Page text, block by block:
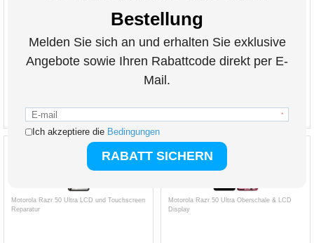
89,20EUR
ART. NR.:269767
121,10EUR
ART. NR.: 993332
Motorola Razr 50 Ultra LCD und Touchscreen
Reparatur
Motorola Razr 50 Ultra Oberschale & LCD
Display